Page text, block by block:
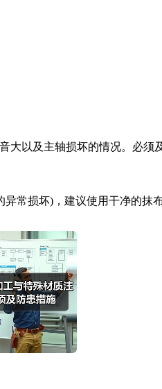
以及主轴损坏的情况。必须
常损坏)，建议使用干净的抹布